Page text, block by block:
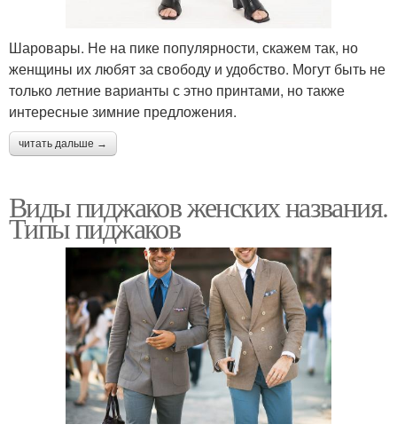
Шаровары. Не на пике популярности, скажем так, но
женщины их любят за свободу и удобство. Могут быть не
только летние варианты с этно принтами, но также
интересные зимние предложения.
читать дальше →
Виды пиджаков женских названия.
Типы пиджаков